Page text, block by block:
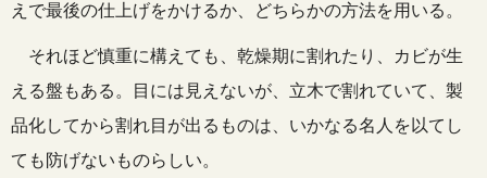
えで最後の仕上げをかけるか、どちらかの方法を用いる。
それほど慎重に構えても、乾燥期に割れたり、カビが生
える盤もある。目には見えないが、立木で割れていて、製
品化してから割れ目が出るものは、いかなる名人を以てし
ても防げないものらしい。